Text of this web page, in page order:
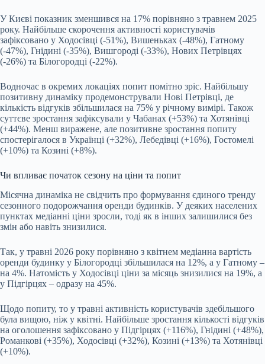
У Києві показник зменшився на 17% порівняно з травнем 2025
року. Найбільше скорочення активності користувачів
зафіксовано у Ходосівці (-51%), Вишеньках (-48%), Гатному
(-47%), Гнідині (-35%), Вишгороді (-33%), Нових Петрівцях
(-26%) та Білогородці (-22%).
Водночас в окремих локаціях попит помітно зріс. Найбільшу
позитивну динаміку продемонстрували Нові Петрівці, де
кількість відгуків збільшилася на 75% у річному вимірі. Також
суттєве зростання зафіксували у Чабанах (+53%) та Хотянівці
(+44%). Менш виражене, але позитивне зростання попиту
спостерігалося в Українці (+32%), Лебедівці (+16%), Гостомелі
(+10%) та Козині (+8%).
Чи впливає початок сезону на ціни та попит
Місячна динаміка не свідчить про формування єдиного тренду
сезонного подорожчання оренди будинків. У деяких населених
пунктах медіанні ціни зросли, тоді як в інших залишилися без
змін або навіть знизилися.
Так, у травні 2026 року порівняно з квітнем медіанна вартість
оренди будинку у Білогородці збільшилася на 12%, а у Гатному –
на 4%. Натомість у Ходосівці ціни за місяць знизилися на 19%, а
у Підгірцях – одразу на 45%.
Щодо попиту, то у травні активність користувачів здебільшого
була вищою, ніж у квітні. Найбільше зростання кількості відгуків
на оголошення зафіксовано у Підгірцях (+116%), Гнідині (+48%),
Романкові (+35%), Ходосівці (+32%), Козині (+13%) та Хотянівці
(+10%).